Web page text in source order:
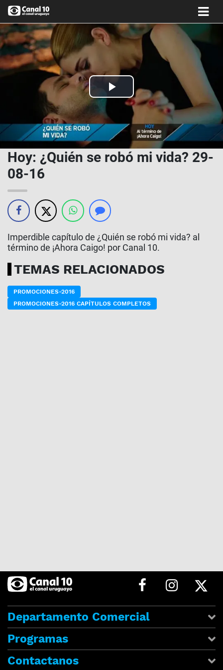
Play
Video
Hoy: ¿Quién se robó mi vida? 29-
08-16
Imperdible capítulo de ¿Quién se robó mi vida? al
término de ¡Ahora Caigo! por Canal 10.
TEMAS RELACIONADOS
PROMOCIONES-2016
PROMOCIONES-2016 CAPÍTULOS COMPLETOS
Departamento Comercial
Programas
Contactanos